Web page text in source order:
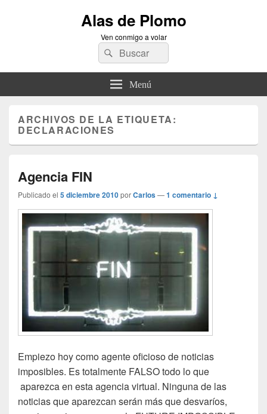
Alas de Plomo
Ven conmigo a volar
Buscar
por:
Buscar
Menú
ARCHIVOS DE LA ETIQUETA:
DECLARACIONES
Agencia FIN
Publicado el 5 diciembre 2010porCarlos—1 comentario ↓
Empiezo hoy como agente oficioso de noticias
imposibles. Es totalmente FALSO todo lo que
aparezca en esta agencia virtual. Ninguna de las
noticias que aparezcan serán más que desvaríos,